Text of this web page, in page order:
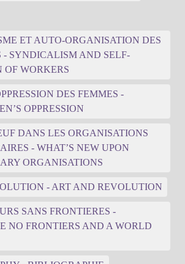
ET AUTO-ORGANISATION DES
- SYNDICALISM AND SELF-
OF WORKERS
DES FEMMES -
OPPRESSION
DANS LES ORGANISATIONS
- WHAT’S NEW UPON
ORGANISATIONS
- ART AND REVOLUTION
SANS FRONTIERES -
NO FRONTIERS AND A WORLD